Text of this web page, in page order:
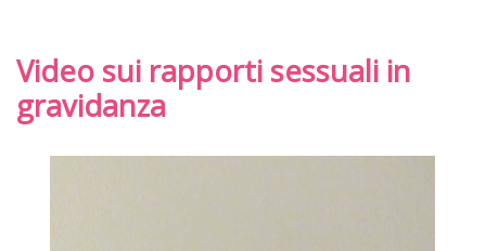
Video sui rapporti sessuali in
gravidanza